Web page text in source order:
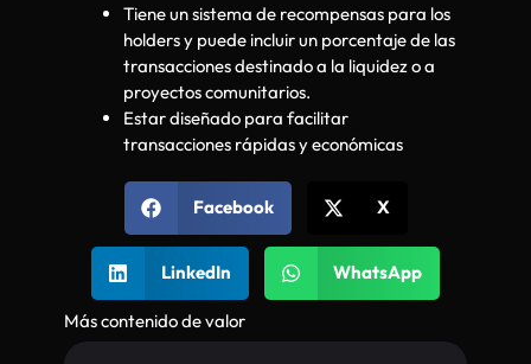
Tiene un sistema de recompensas para los
holders y puede incluir un porcentaje de las
transacciones destinado a la liquidez o a
proyectos comunitarios.
Estar diseñado para facilitar
transacciones rápidas y económicas
Facebook X
LinkedIn WhatsApp
Más contenido de valor